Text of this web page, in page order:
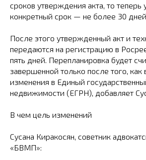
сроков утверждения акта, то теперь
конкретный срок — не более 30
После этого утвержденный акт и
передаются на регистрацию в
пять дней. Перепланировка будет
завершенной только после того, как
изменения в Единый
недвижимости (ЕГРН), добавляет
В чем цель изменений
Сусана Киракосян, советник
«БВМП»: